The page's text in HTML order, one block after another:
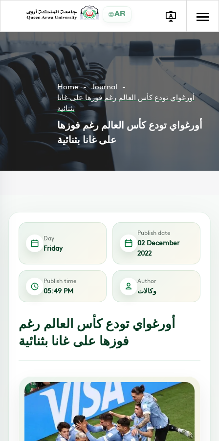
AR
Home
Journal
أورغواي تودع كأس العالم رغم فوزها على غانا
بثنائية
أورغواي تودع كأس العالم رغم فوزها
على غانا بثنائية
Day
Friday
Publish date
02 December
2022
Publish time
05:49 PM
Author
وكالات
أورغواي تودع كأس العالم رغم
فوزها على غانا بثنائية